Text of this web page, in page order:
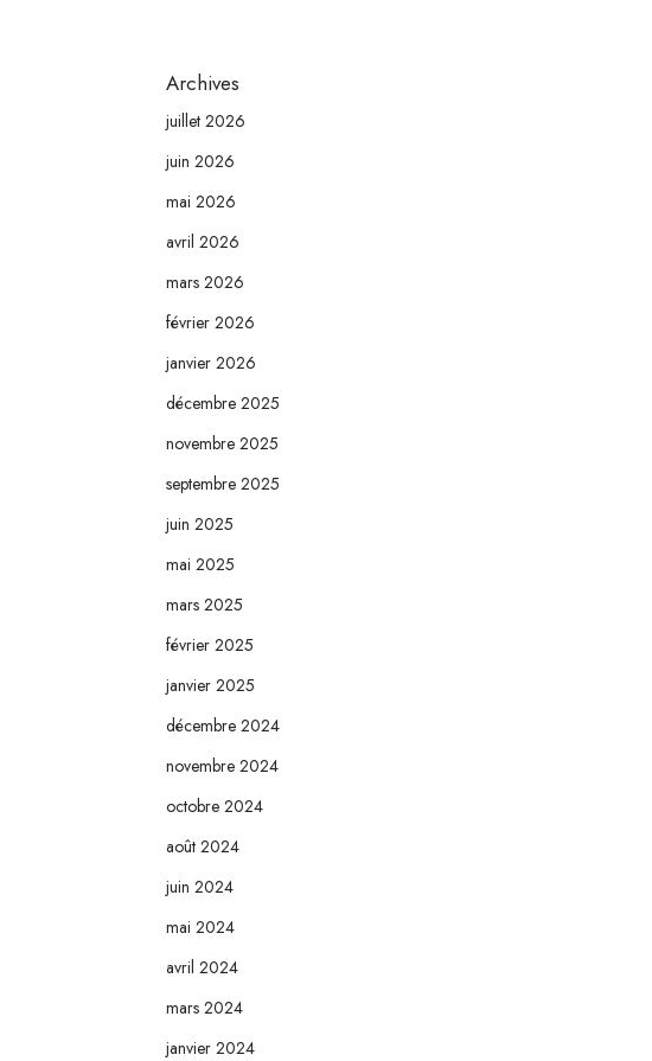
Archives
juillet 2026
juin 2026
mai 2026
avril 2026
mars 2026
février 2026
janvier 2026
décembre 2025
novembre 2025
septembre 2025
juin 2025
mai 2025
mars 2025
février 2025
janvier 2025
décembre 2024
novembre 2024
octobre 2024
août 2024
juin 2024
mai 2024
avril 2024
mars 2024
janvier 2024